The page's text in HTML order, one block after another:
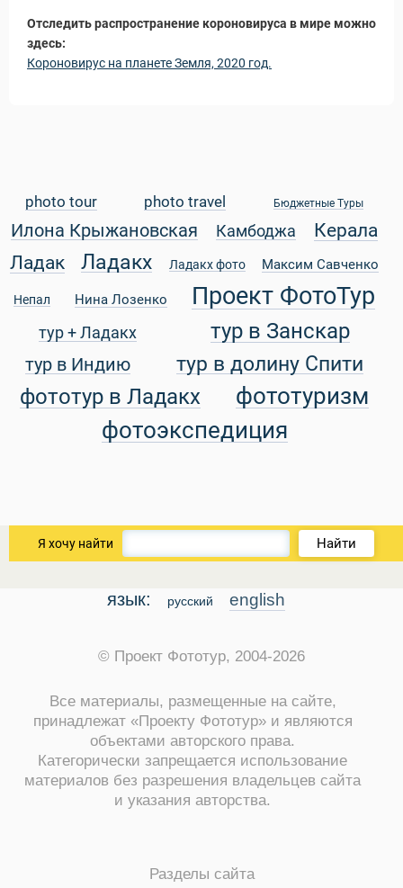
Путеводитель по
Отследить распространение короновируса в мире можно
здесь:
Короновирус на планете Земля, 2020 год.
photo tour photo travel Бюджетные Туры
Илона Крыжановская Камбоджа
Керала
Ладак
Ладакх Ладакх фото Максим Савченко
Непал Нина Лозенко Проект ФотоТур
тур + Ладакх тур в Занскар
тур в Индию тур в долину Спити
фототур в Ладакх
фототуризм
фотоэкспедиция
Я хочу найти Найти
язык: русский english
© Проект Фототур, 2004-2026
Все материалы, размещенные на сайте,
принадлежат «Проекту Фототур» и являются
объектами авторского права.
Категорически запрещается использование
материалов без разрешения владельцев сайта
и указания авторства.
Разделы сайта